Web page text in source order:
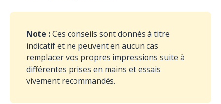
Note :Ces conseils sont donnés à titre
indicatif et ne peuvent en aucun cas
remplacer vos propres impressions suite à
différentes prises en mains et essais
vivement recommandés.